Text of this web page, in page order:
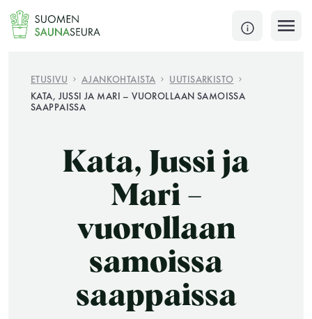
Siirry
sisältöön
SULJE
Jokaisen kuun 1. lauantai on jaettu ja jokaisen kuun
KATSO TARKEMMAT AUKIOLOAJAT
JÄSENSIVUT
ETUSIVU AJANKOHTAISTA
UUTISARKISTO
KATA, JUSSI JA MARI – VUOROLLAAN SAMOISSA
SAAPPAISSA
Kata, Jussi ja
Mari –
vuorollaan
samoissa
saappaissa